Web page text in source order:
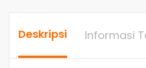
Deskripsi Informasi